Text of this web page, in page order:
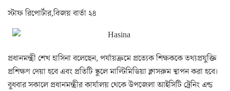
স্টাফ রিপোর্টার,বিজয় বার্তা ২৪
প্রধানমন্ত্রী শেখ হাসিনা বলেছেন, পর্যায়ক্রমে প্রত্যেক শিক্ষককে তথ্যপ্রযুক্তি
প্রশিক্ষণ দেয়া হবে এবং প্রতিটি স্কুলে মাল্টিমিডিয়া ক্লাসরুম স্থাপন করা হবে।
বুধবার সকালে প্রধানমন্ত্রীর কার্যালয় থেকে উপজেলা আইসিটি ট্রেনিং এন্ড